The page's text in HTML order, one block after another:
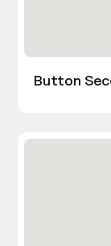
Button